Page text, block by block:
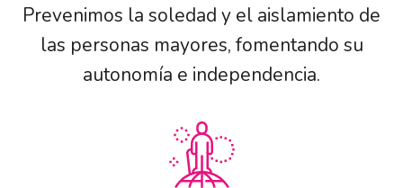
Prevenimos la soledad y el aislamiento de
las personas mayores, fomentando su
autonomía e independencia.